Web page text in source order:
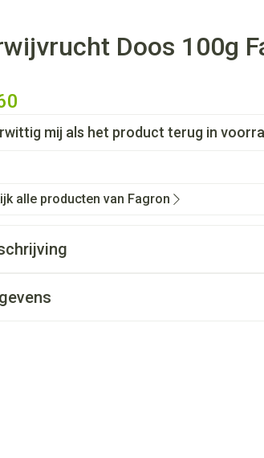
Doos 100g
mij als het product terug in
alle producten van Fagron